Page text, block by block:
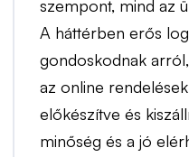
szempont, mind az
A háttérben erős
gondoskodnak
az online
előkészítve és
minőség és a jó